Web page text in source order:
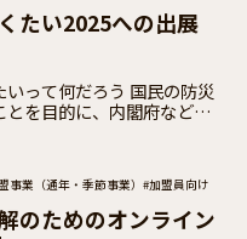
季節事業）
たい2025への出展
何だろう 国民の防災
を目的に、内閣府などが主
年は
事業（通年・季節事業） #加盟員向け
のためのオンライン